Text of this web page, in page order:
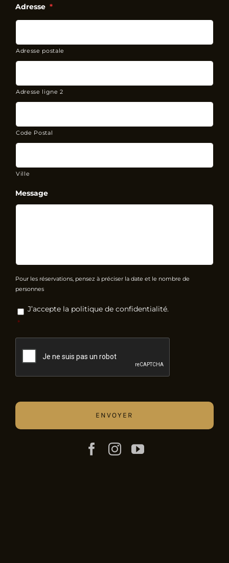
Adresse *
Adresse postale
Adresse ligne 2
Code Postal
Ville
Message
Pour les réservations, pensez à préciser la date et le nombre de
personnes
RGPD *
J’accepte la politique de confidentialité.
*